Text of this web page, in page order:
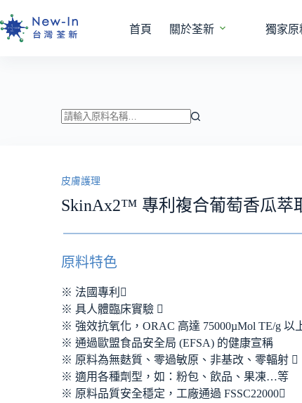
至
主
首頁 關於荃新 獨家原
符
合
件
結
皮膚護理
SkinAx2™ 專利複合葡萄香瓜萃
原料特色
※ 法國專利
※ 具人體臨床實驗 
※ 強效抗氧化，ORAC 高達 75000µMol TE/g 以
※ 通過歐盟食品安全局 (EFSA) 的健康宣稱
※ 原料為無麩質、零過敏原、非基改、零輻射 
※ 適用各種劑型，如：粉包、飲品、果凍…等
※ 原料品質安全穩定，工廠通過 FSSC22000